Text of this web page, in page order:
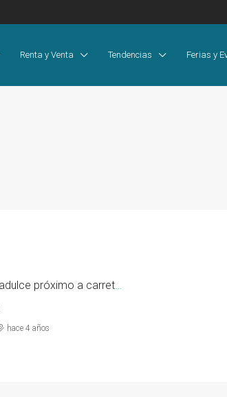
Renta y Venta Tendencias Ferias y
Finca en el Roble de Aguadulce próximo a carretera interamericana
hace 4 años